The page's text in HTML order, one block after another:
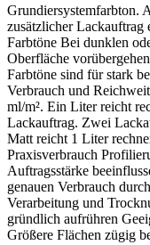
Grundiersystemfarbton.
zusätzlicher
Farbtöne Bei dunklen
Oberfläche
Farbtöne sind für stark
Verbrauch und
ml/m². Ein Liter reicht
Lackauftrag. Zwei
Matt reicht 1 Liter
Praxisverbrauch
Auftragsstärke
genauen Verbrauch
Verarbeitung und
gründlich aufrühren
Größere Flächen zügig